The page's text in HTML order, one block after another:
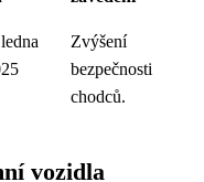
Zvýšení
bezpečnosti
chodců.
vozidla